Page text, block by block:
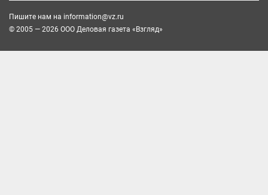
Пишите нам на information@vz.ru
© 2005 — 2026 ООО Деловая газета «Взгляд»